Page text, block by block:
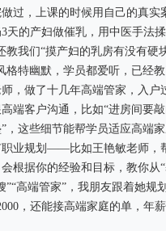
过，上课的时候用自己的真实
天的产妇做催乳，用中医手法
教我们“摸产妇的乳房有没有硬
格特幽默，学员都爱听，已经
，做了十几年高端管家，入户
端客户沟通，比如“进房间要
，这些细节能帮学员适应高端
职业规划——比如王艳敏老师，
根据你的经验和目标，教你从
”“高端管家”，我朋友跟着她规
，还能接高端家庭的单，年薪